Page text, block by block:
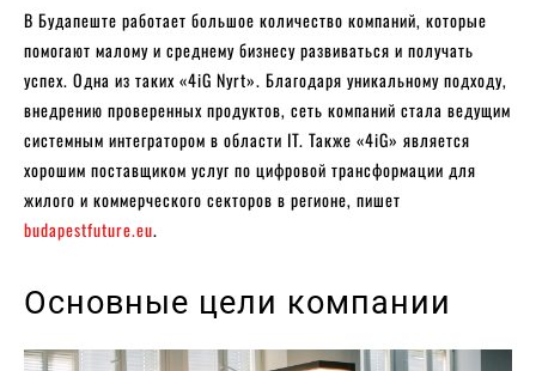
В Будапеште работает большое количество компаний, которые
помогают малому и среднему бизнесу развиваться и получать
успех. Одна из таких «4iG Nyrt». Благодаря уникальному подходу,
внедрению проверенных продуктов, сеть компаний стала ведущим
системным интегратором в области IT. Также «4iG» является
хорошим поставщиком услуг по цифровой трансформации для
жилого и коммерческого секторов в регионе, пишет
budapestfuture.eu.
Основные цели компании